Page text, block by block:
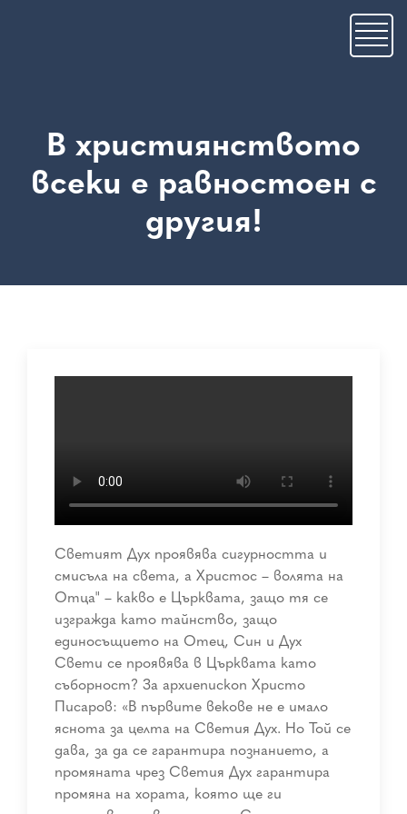
В християнството
всеки е равностоен с
другия!
Светият Дух проявява сигурността и
смисъла на света, а Христос – волята на
Отца" – какво е Църквата, защо тя се
изгражда като тайнство, защо
единосъщието на Отец, Син и Дух
Свети се проявява в Църквата като
съборност? За архиепископ Христо
Писаров: «В първите векове не е имало
яснота за целта на Светия Дух. Но Той се
дава, за да се гарантира познанието, а
промяната чрез Светия Дух гарантира
промяна на хората, която ще ги